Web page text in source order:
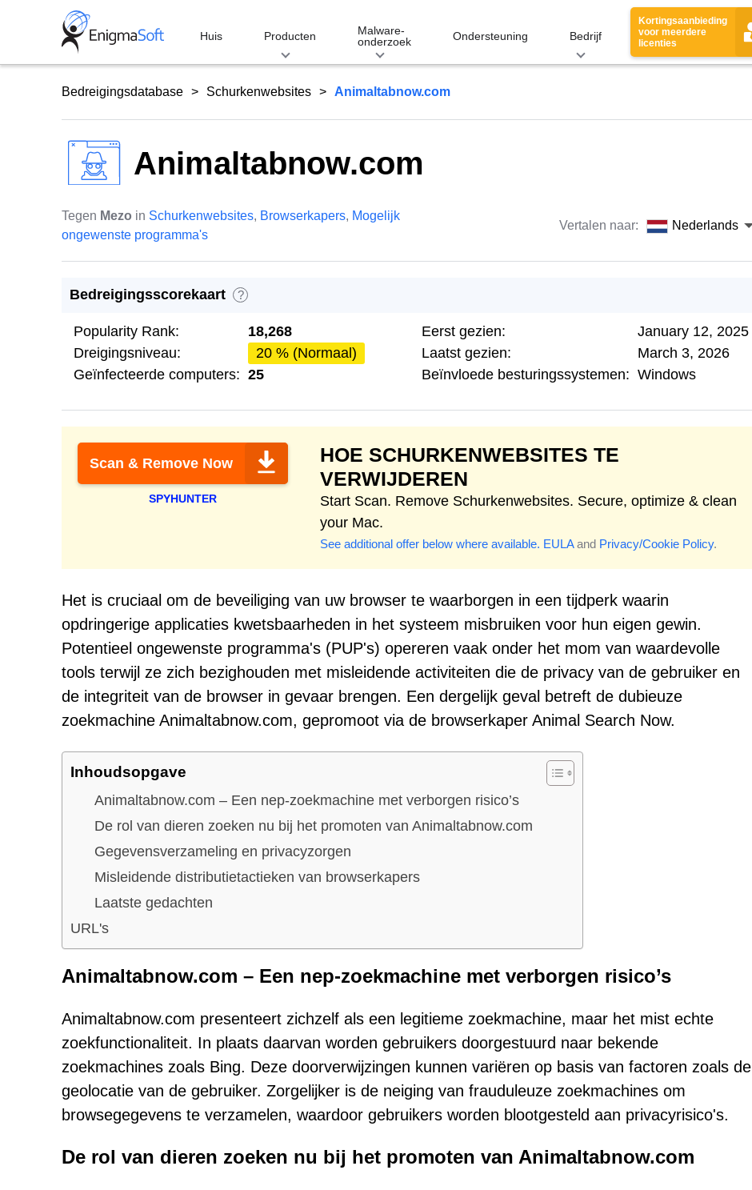
Huis Producten
Malware-
onderzoek
Ondersteuning Bedrijf
Kortingsaanbieding
voor meerdere
licenties
Bedreigingsdatabase Schurkenwebsites Animaltabnow.com
Animaltabnow.com
Tegen Mezo in Schurkenwebsites, Browserkapers, Mogelijk
ongewenste programma's
Vertalen naar: Nederlands
Bedreigingsscorekaart ?
Popularity Rank:
18,268
Dreigingsniveau:
20 % (Normaal)
Geïnfecteerde computers: 25
Eerst gezien:
January 12, 2025
Laatst gezien:
March 3, 2026
Beïnvloede besturingssystemen: Windows
Scan & Remove Now
SPYHUNTER
HOE SCHURKENWEBSITES TE
VERWIJDEREN
Start Scan. Remove Schurkenwebsites. Secure, optimize & clean
your Mac.
See additional offer below where available. EULAand Privacy/Cookie Policy.
Het is cruciaal om de beveiliging van uw browser te waarborgen in een tijdperk waarin
opdringerige applicaties kwetsbaarheden in het systeem misbruiken voor hun eigen gewin.
Potentieel ongewenste programma's (PUP's) opereren vaak onder het mom van waardevolle
tools terwijl ze zich bezighouden met misleidende activiteiten die de privacy van de gebruiker en
de integriteit van de browser in gevaar brengen. Een dergelijk geval betreft de dubieuze
zoekmachine Animaltabnow.com, gepromoot via de browserkaper Animal Search Now.
Inhoudsopgave
Animaltabnow.com – Een nep-zoekmachine met verborgen risico’s
De rol van dieren zoeken nu bij het promoten van Animaltabnow.com
Gegevensverzameling en privacyzorgen
Misleidende distributietactieken van browserkapers
Laatste gedachten
URL's
Animaltabnow.com – Een nep-zoekmachine met verborgen risico’s
Animaltabnow.com presenteert zichzelf als een legitieme zoekmachine, maar het mist echte
zoekfunctionaliteit. In plaats daarvan worden gebruikers doorgestuurd naar bekende
zoekmachines zoals Bing. Deze doorverwijzingen kunnen variëren op basis van factoren zoals de
geolocatie van de gebruiker. Zorgelijker is de neiging van frauduleuze zoekmachines om
browsegegevens te verzamelen, waardoor gebruikers worden blootgesteld aan privacyrisico's.
De rol van dieren zoeken nu bij het promoten van Animaltabnow.com